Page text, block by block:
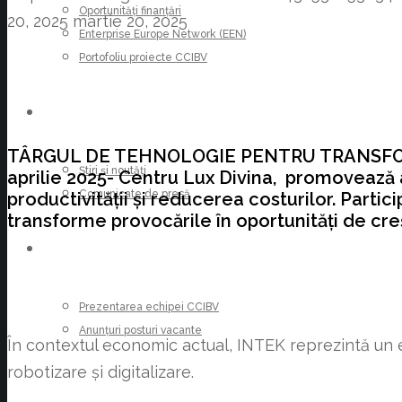
Oportunități finanțări
Enterprise Europe Network (EEN)
Portofoliu proiecte CCIBV
Știri și noutăți
Comunicate de presă
Prezentarea echipei CCIBV
Anunțuri posturi vacante
20, 2025 martie 20, 2025
TÂRGUL DE TEHNOLOGIE PENTRU
aprilie 2025- Centru Lux Divina,
productivității și reducerea costurilor.
transforme provocările în oportunități de
În contextul economic actual, INTEK reprezintă
robotizare și digitalizare.